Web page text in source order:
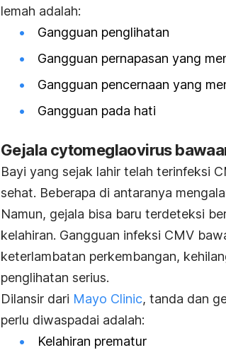
lemah adalah:
Gangguan penglihatan
Gangguan pernapasan yang
Gangguan pencernaan yang
Gangguan pada hati
Gejala cytomeglaovirus
Bayi yang sejak lahir telah terinfeksi
sehat. Beberapa di antaranya
Namun, gejala bisa baru terdeteksi
kelahiran. Gangguan infeksi CMV
keterlambatan perkembangan,
penglihatan serius.
Dilansir dari Mayo Clinic, tanda dan
perlu diwaspadai adalah:
Kelahiran prematur